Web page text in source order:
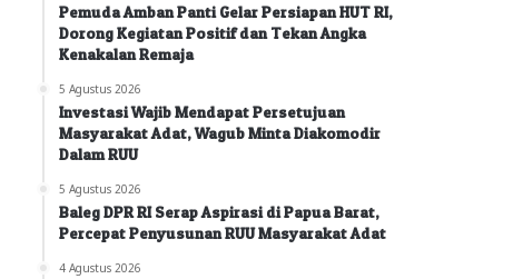
Pemuda Amban Panti Gelar Persiapan HUT RI,
Dorong Kegiatan Positif dan Tekan Angka
Kenakalan Remaja
5 Agustus 2026
Investasi Wajib Mendapat Persetujuan
Masyarakat Adat, Wagub Minta Diakomodir
Dalam RUU
5 Agustus 2026
Baleg DPR RI Serap Aspirasi di Papua Barat,
Percepat Penyusunan RUU Masyarakat Adat
4 Agustus 2026